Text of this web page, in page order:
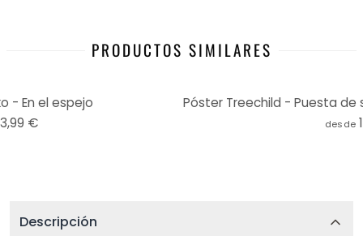
PRODUCTOS SIMILARES
- En el espejo
€
Póster Treechild - Puesta de
desde
Descripción